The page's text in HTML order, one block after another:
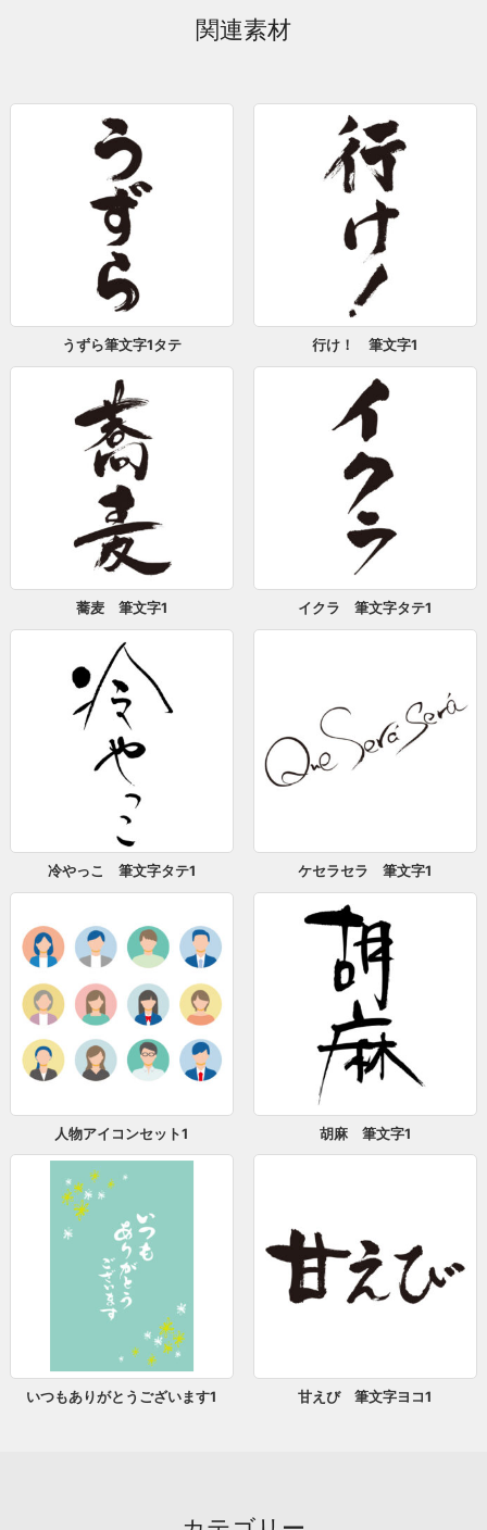
関連素材
うずら筆文字1タテ 行け！ 筆文字1
蕎麦 筆文字1 イクラ 筆文字タテ1
冷やっこ 筆文字タテ1 ケセラセラ 筆文字1
人物アイコンセット1 胡麻 筆文字1
いつもありがとうございます1 甘えび 筆文字ヨコ1